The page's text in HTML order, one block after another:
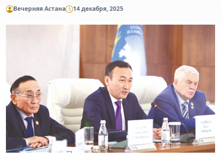
Вечерняя Астана 14 декабря, 2025